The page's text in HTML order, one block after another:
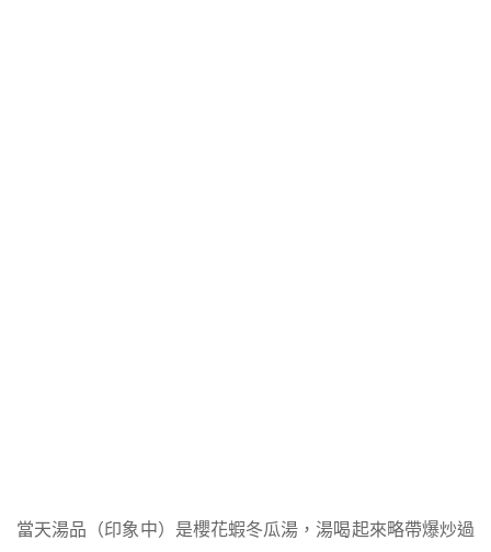
當天湯品（印象中）是櫻花蝦冬瓜湯，湯喝起來略帶爆炒過